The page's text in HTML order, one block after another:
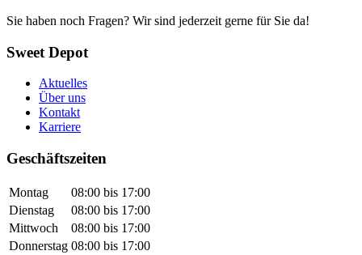
Sie haben noch Fragen? Wir sind jederzeit gerne für Sie da!
Sweet Depot
Aktuelles
Über uns
Kontakt
Karriere
Geschäftszeiten
Montag
08:00 bis 17:00
Dienstag
08:00 bis 17:00
Mittwoch
08:00 bis 17:00
Donnerstag 08:00 bis 17:00